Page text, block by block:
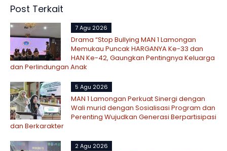
Post Terkait
7 Agu 2026
Drama “Stop Bullying MAN 1 Lamongan
Memukau Puncak HARGANYA Ke-33 dan
HAN Ke-42, Gaungkan Pentingnya Keluarga
dan Perlindungan Anak
5 Agu 2026
MAN 1 Lamongan Perkuat Sinergi dengan
Wali murid dengan Sosialisasi Program dan
Perenting Wujudkan Generasi Berpartisipasi
dan Berkarakter
2 Agu 2026